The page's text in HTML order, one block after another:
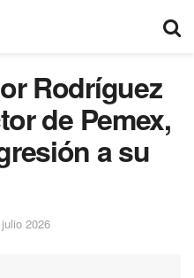
Rodríguez
de Pemex,
a su
2026